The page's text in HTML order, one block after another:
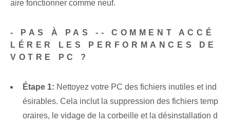
aire fonctionner comme neuf.
-
PAS À PAS -- COMMENT ACCÉ
LÉRER LES PERFORMANCES DE
VOTRE PC ?
Étape 1: Nettoyez votre PC des fichiers inutiles et ind
ésirables. Cela inclut la suppression des fichiers temp
oraires, le vidage de la corbeille et la désinstallation d